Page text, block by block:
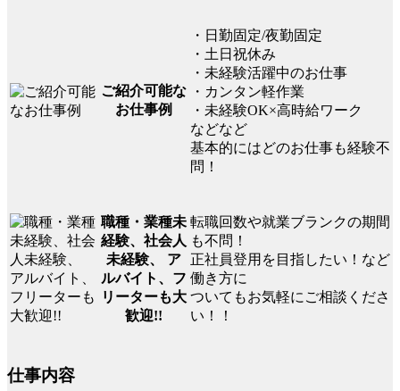
ご紹介可能な
お仕事例
・日勤固定/夜勤固定
・土日祝休み
・未経験活躍中のお仕事
・カンタン軽作業
・未経験OK×高時給ワーク
などなど
基本的にはどのお仕事も経験不
問！
職種・業種未
経験、社会人
未経験、 ア
ルバイト、フ
リーターも大
歓迎!!
転職回数や就業ブランクの期間
も不問！
正社員登用を目指したい！など
働き方に
ついてもお気軽にご相談くださ
い！！
仕事内容